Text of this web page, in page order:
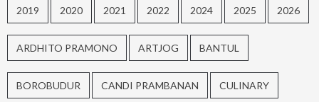
2019 2020 2021 2022 2024 2025 2026
ARDHITO PRAMONO ARTJOG BANTUL
BOROBUDUR CANDI PRAMBANAN CULINARY